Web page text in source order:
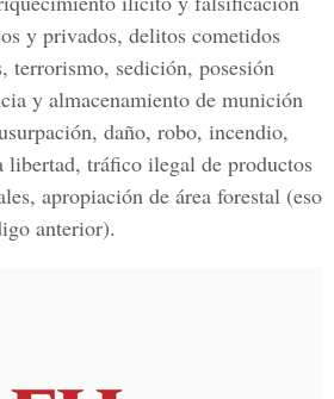
y privados, delitos cometidos
terrorismo, sedición, posesión
y almacenamiento de munición
daño, robo, incendio,
tráfico ilegal de productos
apropiación de área forestal (eso
anterior).